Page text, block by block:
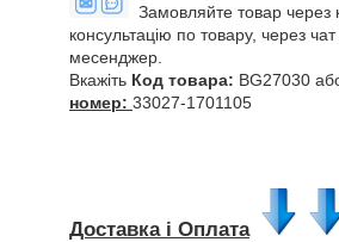
Замовляйте товар через
консультацію по товару, через
месенджер.
Вкажіть Код товара: BG27030
номер: 33027-1701105
Доставка і Оплата